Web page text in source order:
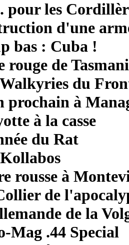
pour les
d'une
bas : Cuba !
rouge de
Walkyries du
prochain à
à la casse
du Rat
rousse à
de
de la
Mag .44 Special